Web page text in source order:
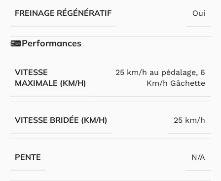
FREINAGE RÉGÉNÉRATIF Oui
Performances
VITESSE
MAXIMALE (KM/H)
25 km/h au pédalage, 6
Km/h Gâchette
VITESSE BRIDÉE (KM/H) 25 km/h
PENTE N/A